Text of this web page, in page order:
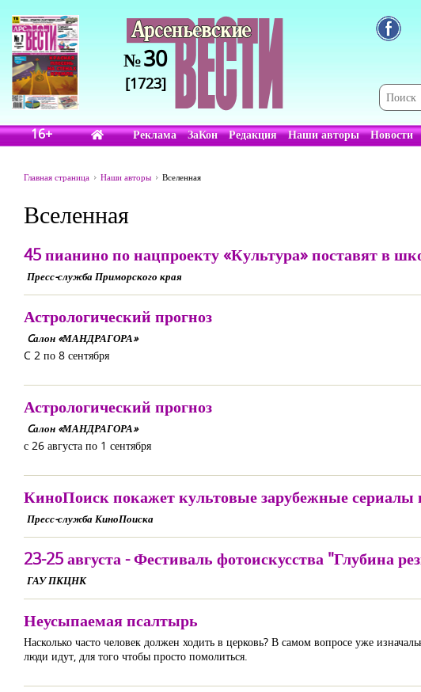
№30
[1723]
16+ Реклама ЗаКон Редакция Наши авторы Новости
Главная страница Наши авторы Вселенная
Вселенная
45 пианино по нацпроекту «Культура» поставят в
Пресс-служба Приморского края
Астрологический прогноз
Cалон «МАНДРАГОРА»
C 2 по 8 сентября
Астрологический прогноз
Cалон «МАНДРАГОРА»
с 26 августа по 1 сентября
КиноПоиск покажет культовые зарубежные
Пресс-служба КиноПоиска
23-25 августа - Фестиваль фотоискусства "Глубина
ГАУ ПКЦНК
Неусыпаемая псалтырь
Насколько часто человек должен ходить в церковь? В самом вопросе уже
люди идут, для того чтобы просто помолиться.